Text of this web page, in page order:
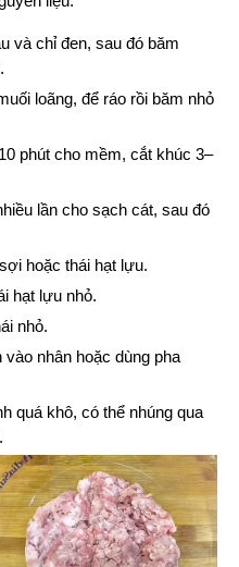
và chỉ đen, sau đó băm
loãng, để ráo rồi băm nhỏ
phút cho mềm, cắt khúc 3–
lần cho sạch cát, sau đó
hoặc thái hạt lựu.
hạt lựu nhỏ.
nhỏ.
nhân hoặc dùng pha
quá khô, có thể nhúng qua